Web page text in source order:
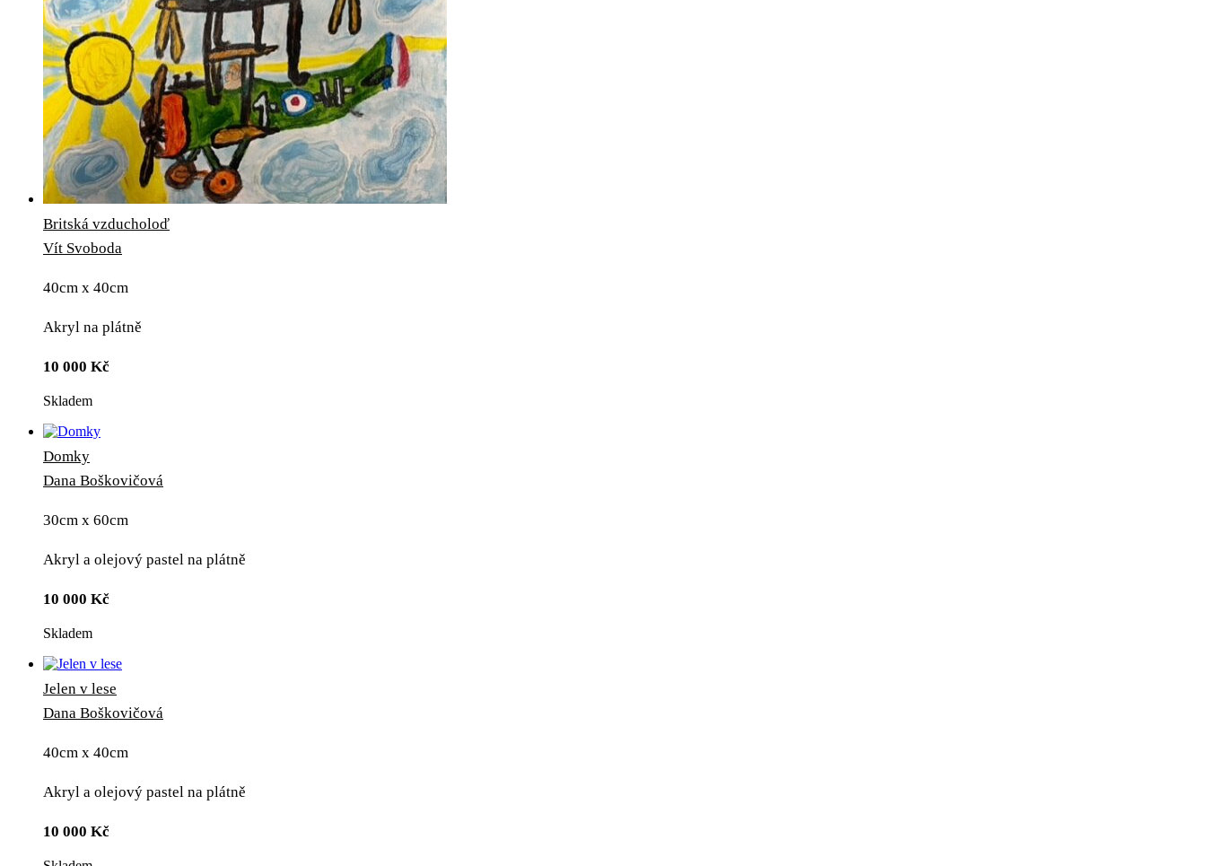
Britská vzducholoď
Vít Svoboda
40cm x 40cm
Akryl na plátně
10 000 Kč
Skladem
Domky
Dana Boškovičová
30cm x 60cm
Akryl a olejový pastel na plátně
10 000 Kč
Skladem
Jelen v lese
Dana Boškovičová
40cm x 40cm
Akryl a olejový pastel na plátně
10 000 Kč